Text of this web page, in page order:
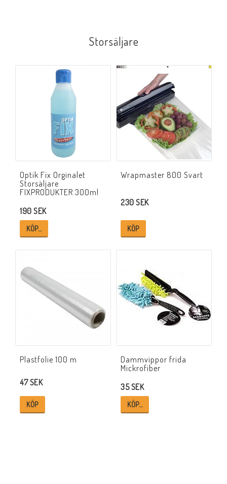
Storsäljare
Optik Fix Orginalet
Storsäljare
FIXPRODUKTER 300ml
190 SEK
KÖP…
Wrapmaster 800 Svart
230 SEK
KÖP
Plastfolie 100 m
47 SEK
KÖP
Dammvippor frida
Mickrofiber
35 SEK
KÖP…